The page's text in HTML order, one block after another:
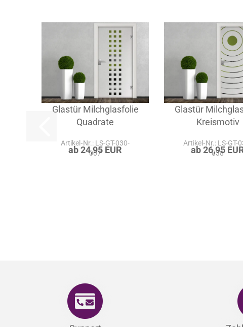
Glastür Milchglasfolie
Quadrate
Artikel‑Nr.: LS-GT-030-
007
ab 24,95 EUR
Glastür
Kreismotiv
Artikel‑Nr.: LS-GT-
038
ab 26,95